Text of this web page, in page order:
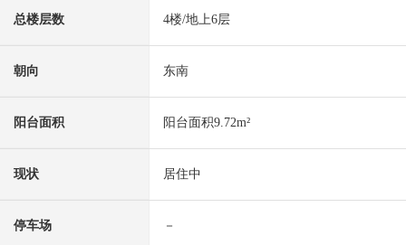
总楼层数 4楼/地上6层
朝向 东南
阳台面积 阳台面积9.72m²
现状 居住中
停车场 －